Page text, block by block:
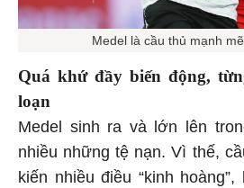
Medel là cầu thủ mạnh
Quá khứ đầy biến động,
loạn
Medel sinh ra và lớn lên
nhiều những tệ nạn. Vì thế,
kiến nhiều điều “kinh